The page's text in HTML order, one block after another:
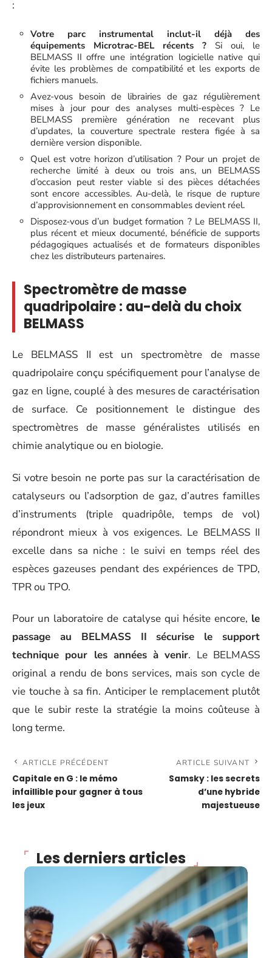
:
Votre parc instrumental inclut-il déjà des
équipements Microtrac-BEL récents ? Si oui, le
BELMASS II offre une intégration logicielle native qui
évite les problèmes de compatibilité et les exports de
fichiers manuels.
Avez-vous besoin de librairies de gaz régulièrement
mises à jour pour des analyses multi-espèces ? Le
BELMASS première génération ne recevant plus
d’updates, la couverture spectrale restera figée à sa
dernière version disponible.
Quel est votre horizon d’utilisation ? Pour un projet de
recherche limité à deux ou trois ans, un BELMASS
d’occasion peut rester viable si des pièces détachées
sont encore accessibles. Au-delà, le risque de rupture
d’approvisionnement en consommables devient réel.
Disposez-vous d’un budget formation ? Le BELMASS II,
plus récent et mieux documenté, bénéficie de supports
pédagogiques actualisés et de formateurs disponibles
chez les distributeurs partenaires.
Spectromètre de masse
quadripolaire : au-delà du choix
BELMASS
Le BELMASS II est un spectromètre de masse
quadripolaire conçu spécifiquement pour l’analyse de
gaz en ligne, couplé à des mesures de caractérisation
de surface. Ce positionnement le distingue des
spectromètres de masse généralistes utilisés en
chimie analytique ou en biologie.
Si votre besoin ne porte pas sur la caractérisation de
catalyseurs ou l’adsorption de gaz, d’autres familles
d’instruments (triple quadripôle, temps de vol)
répondront mieux à vos exigences. Le BELMASS II
excelle dans sa niche : le suivi en temps réel des
espèces gazeuses pendant des expériences de TPD,
TPR ou TPO.
Pour un laboratoire de catalyse qui hésite encore, le
passage au BELMASS II sécurise le support
technique pour les années à venir. Le BELMASS
original a rendu de bons services, mais son cycle de
vie touche à sa fin. Anticiper le remplacement plutôt
que le subir reste la stratégie la moins coûteuse à
long terme.
ARTICLE PRÉCÉDENT
Capitale en G : le mémo
infaillible pour gagner à tous
les jeux
ARTICLE SUIVANT
Samsky : les secrets
d’une hybride
majestueuse
Les derniers articles